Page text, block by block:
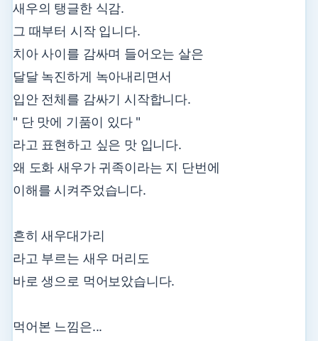
새우의 탱글한 식감.
그 때부터 시작 입니다.
치아 사이를 감싸며 들어오는 살은
달달 녹진하게 녹아내리면서
입안 전체를 감싸기 시작합니다.
" 단 맛에 기품이 있다 "
라고 표현하고 싶은 맛 입니다.
왜 도화 새우가 귀족이라는 지 단번에
이해를 시켜주었습니다.
흔히 새우대가리
라고 부르는 새우 머리도
바로 생으로 먹어보았습니다.
먹어본 느낌은...